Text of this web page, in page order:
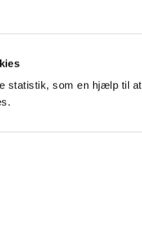
statistik, som en hjælp til